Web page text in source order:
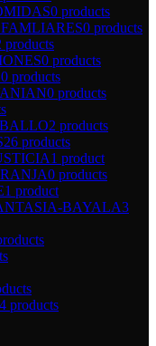
0 products
0 products
products
0 products
0 products
0 products
2 products
26 products
1 product
0 products
1 product
BAYALA3
products